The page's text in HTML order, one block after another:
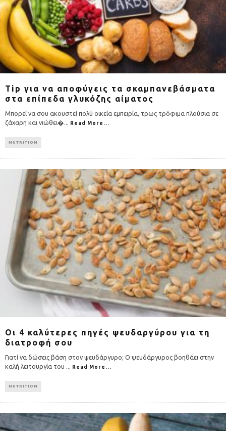
Tip για να αποφύγεις τα σκαμπανεβάσματα
στα επίπεδα γλυκόζης αίματος
Μπορεί να σου ακουστεί πολύ οικεία εμπειρία, τρως τρόφιμα πλούσια σε
ζάχαρη και νιώθει�
Read More...
NUTRITION
Οι 4 καλύτερες πηγές ψευδαργύρου για τη
διατροφή σου
Γιατί να δώσεις βάση στον ψευδάργυρο; Ο ψευδάργυρος βοηθάει στην
καλή λειτουργία του
Read More...
NUTRITION